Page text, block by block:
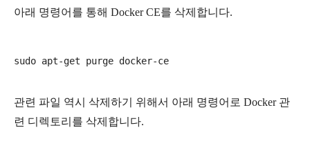
아래 명령어를 통해 Docker CE를 삭제합니다.
관련 파일 역시 삭제하기 위해서 아래 명령어로 Docker 관
련 디렉토리를 삭제합니다.